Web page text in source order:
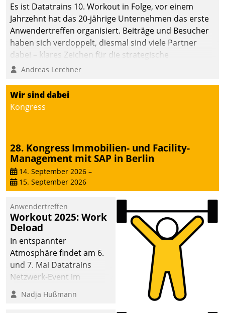
Es ist Datatrains 10. Workout in Folge, vor einem
Jahrzehnt hat das 20-jährige Unternehmen das erste
Anwendertreffen organisiert. Beiträge und Besucher
haben sich verdoppelt, diesmal sind viele Partner
dabei – klares Zeichen für die strategische
Fokussierung auf den Kunden.
Andreas Lerchner
Wir sind dabei
Kongress
28. Kongress Immobilien- und Facility-
Management mit SAP in Berlin
14. September 2026 –
15. September 2026
Anwendertreffen
Workout 2025: Work
Deload
In entspannter
Atmosphäre findet am 6.
und 7. Mai Datatrains
Netzwerk-Event im
Kunden- und Partnerkreis
statt. Zentrale Frage: Wie
Nadja Hußmann